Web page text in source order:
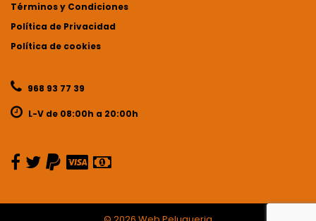
Términos y Condiciones
Política de Privacidad
Política de cookies
968 93 77 39
L-V de 08:00h a 20:00h